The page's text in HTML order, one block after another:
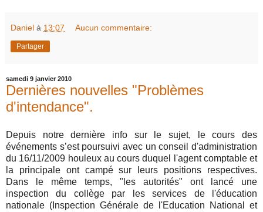
Daniel à 13:07 Aucun commentaire:
Partager
samedi 9 janvier 2010
Dernières nouvelles "Problèmes
d'intendance".
Depuis notre dernière info sur le sujet, le cours des
événements s’est poursuivi avec un conseil d'administration
du 16/11/2009 houleux au cours duquel l'agent comptable et
la principale ont campé sur leurs positions respectives.
Dans le même temps, "les autorités" ont lancé une
inspection du collège par les services de l'éducation
nationale (Inspection Générale de l'Education National et